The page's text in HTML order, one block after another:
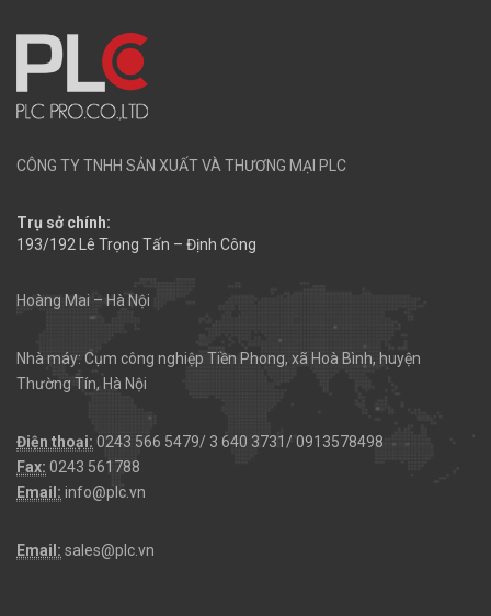
CÔNG TY TNHH SẢN XUẤT VÀ THƯƠNG MẠI PLC
Trụ sở chính:
193/192 Lê Trọng Tấn – Định Công
Hoàng Mai – Hà Nội
Nhà máy: Cụm công nghiệp Tiền Phong, xã Hoà Bình, huyện
Thường Tín, Hà Nội
Điện thoại: 0243 566 5479/ 3 640 3731/ 0913578498
Fax: 0243 561788
Email: info@plc.vn
Email: sales@plc.vn